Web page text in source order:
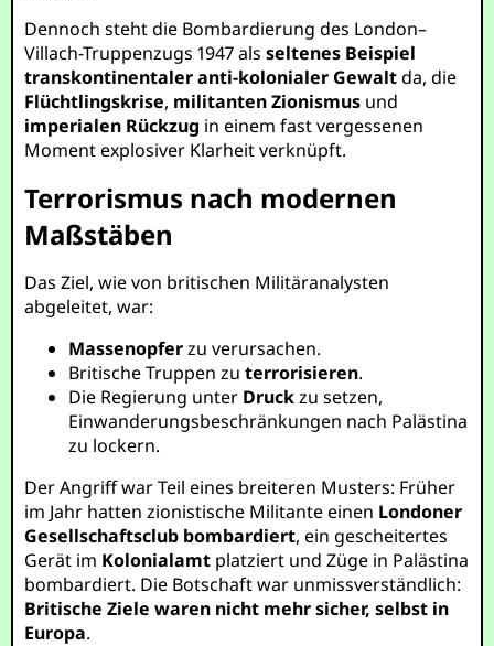
Dennoch steht die Bombardierung des London–
Villach-Truppenzugs 1947 alsseltenes Beispiel
transkontinentaler anti-kolonialer Gewaltda, die
Flüchtlingskrise, militanten Zionismus und
imperialen Rückzug in einem fast vergessenen
Moment explosiver Klarheit verknüpft.
Terrorismus nach modernen
Maßstäben
Das Ziel, wie von britischen Militäranalysten
abgeleitet, war:
Massenopferzu verursachen.
Britische Truppen zuterrorisieren.
Die Regierung unter Druckzu setzen,
Einwanderungsbeschränkungen nach Palästina
zu lockern.
Der Angriff war Teil eines breiteren Musters: Früher
im Jahr hatten zionistische Militante einen Londoner
Gesellschaftsclub bombardiert, ein gescheitertes
Gerät im Kolonialamt platziert und Züge in Palästina
bombardiert. Die Botschaft war unmissverständlich:
Britische Ziele waren nicht mehr sicher, selbst in
Europa.